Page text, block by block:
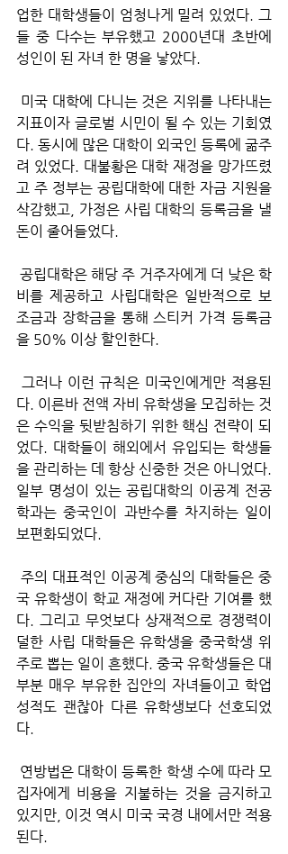
업한 대학생들이 엄청나게 밀려 있었다. 그
들 중 다수는 부유했고 2000년대 초반에
성인이 된 자녀 한 명을 낳았다.
지표이자 글로벌 시민이 될 수 있는 기회였
다. 동시에 많은 대학이 외국인 등록에 굶주
려 있었다. 대불황은 대학 재정을 망가뜨렸
고 주 정부는 공립대학에 대한 자금 지원을
삭감했고, 가정은 사립 대학의 등록금을 낼
돈이 줄어들었다.
공립대학은 해당 주 거주자에게 더 낮은 학
비를 제공하고 사립대학은 일반적으로 보
조금과 장학금을 통해 스티커 가격 등록금
을 50% 이상 할인한다.
다. 이른바 전액 자비 유학생을 모집하는 것
은 수익을 뒷받침하기 위한 핵심 전략이 되
었다. 대학들이 해외에서 유입되는 학생들
을 관리하는 데 항상 신중한 것은 아니었다.
일부 명성이 있는 공립대학의 이공계 전공
학과는 중국인이 과반수를 차지하는 일이
보편화되었다.
국 유학생이 학교 재정에 커다란 기여를 했
다. 그리고 무엇보다 상재적으로 경쟁력이
덜한 사립 대학들은 유학생을 중국학생 위
주로 뽑는 일이 흔했다. 중국 유학생들은 대
부분 매우 부유한 집안의 자녀들이고 학업
성적도 괜찮아 다른 유학생보다 선호되었
다.
집자에게 비용을 지불하는 것을 금지하고
있지만, 이것 역시 미국 국경 내에서만 적용
된다.